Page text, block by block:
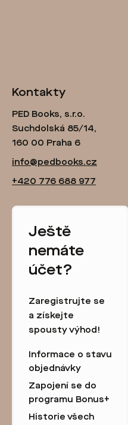
Kontakty
PED Books, s.r.o.
Suchdolská 85/14,
160 00 Praha 6
info@pedbooks.cz
+420 776 688 977
Ještě
nemáte
účet?
Zaregistrujte se
a získejte
spousty výhod!
Informace o stavu
objednávky
Zapojení se do
programu Bonus+
Historie všech